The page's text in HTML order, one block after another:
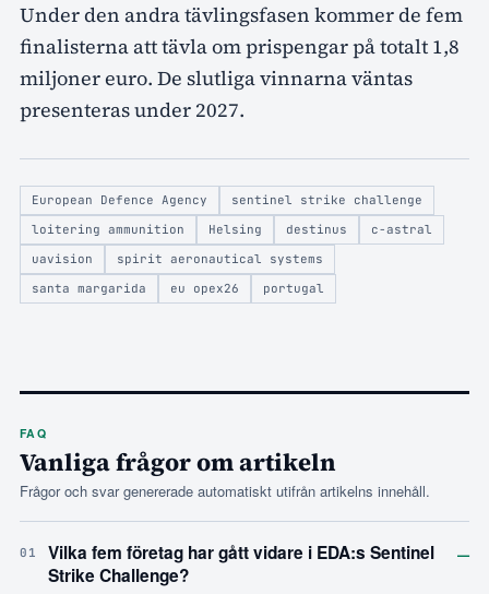
Under den andra tävlingsfasen kommer de fem
finalisterna att tävla om prispengar på totalt 1,8
miljoner euro. De slutliga vinnarna väntas
presenteras under 2027.
European Defence Agency
sentinel strike challenge
loitering ammunition
Helsing destinus
c-astral
uavision
spirit aeronautical systems
santa margarida
eu opex26 portugal
FAQ
Vanliga frågor om artikeln
Frågor och svar genererade automatiskt utifrån artikelns innehåll.
01
Vilka fem företag har gått vidare i EDA:s Sentinel
Strike Challenge?
–